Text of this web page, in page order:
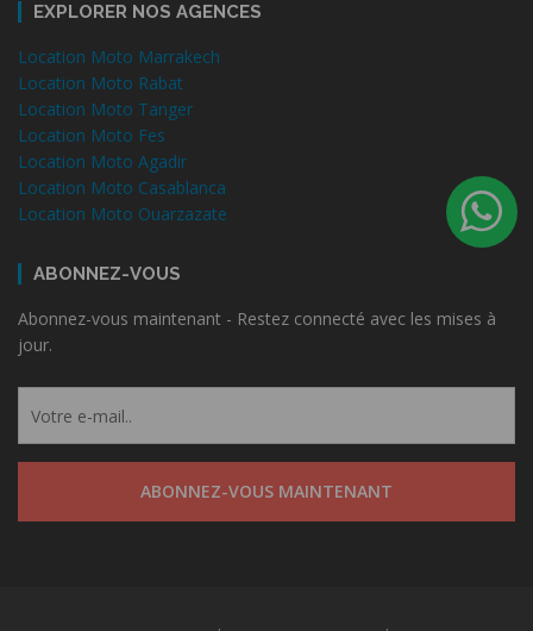
EXPLORER NOS AGENCES
Location Moto Marrakech
Location Moto Rabat
Location Moto Tanger
Location Moto Fes
Location Moto Agadir
Location Moto Casablanca
Location Moto Ouarzazate
ABONNEZ-VOUS
Abonnez-vous maintenant - Restez connecté avec les mises à
jour.